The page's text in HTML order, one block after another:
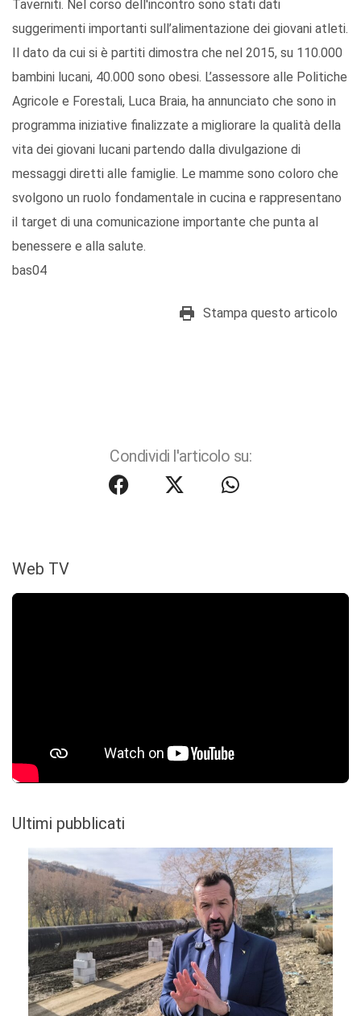
Taverniti. Nel corso dell'incontro sono stati dati
suggerimenti importanti sull’alimentazione dei giovani atleti.
Il dato da cui si è partiti dimostra che nel 2015, su 110.000
bambini lucani, 40.000 sono obesi. L’assessore alle Politiche
Agricole e Forestali, Luca Braia, ha annunciato che sono in
programma iniziative finalizzate a migliorare la qualità della
vita dei giovani lucani partendo dalla divulgazione di
messaggi diretti alle famiglie. Le mamme sono coloro che
svolgono un ruolo fondamentale in cucina e rappresentano
il target di una comunicazione importante che punta al
benessere e alla salute.
bas04
Stampa questo articolo
Condividi l'articolo su:
Web TV
Ultimi pubblicati